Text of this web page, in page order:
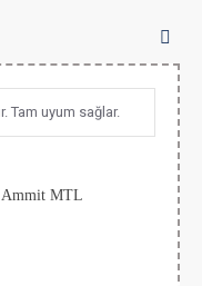
Tam uyum sağlar.
Ammit MTL